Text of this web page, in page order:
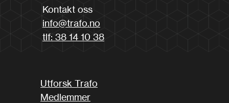
Kontakt oss
info@trafo.no
tlf: 38 14 10 38
Utforsk Trafo
Medlemmer